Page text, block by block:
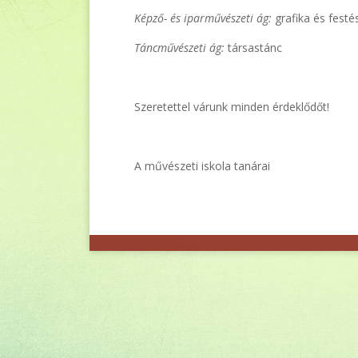
Képző- és iparművészeti ág: grafika és
Táncművészeti ág: társastánc
Szeretettel várunk minden érdeklődőt!
A művészeti iskola tanárai